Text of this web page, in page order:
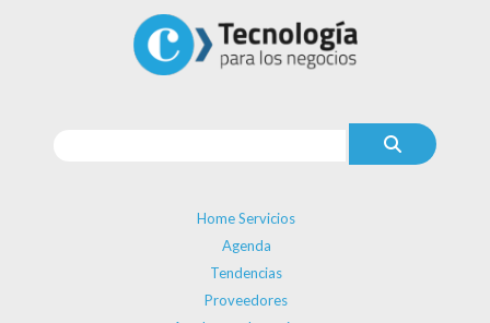
Home Servicios
Agenda
Tendencias
Proveedores